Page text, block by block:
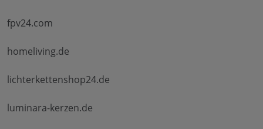
fpv24.com
homeliving.de
lichterkettenshop24.de
luminara-kerzen.de